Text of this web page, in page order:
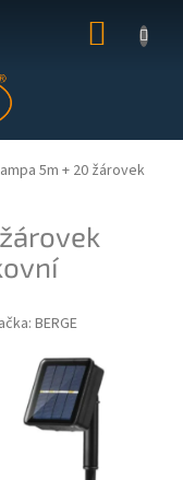
KOŠÍK
5m + 20 žárovek
BERGE